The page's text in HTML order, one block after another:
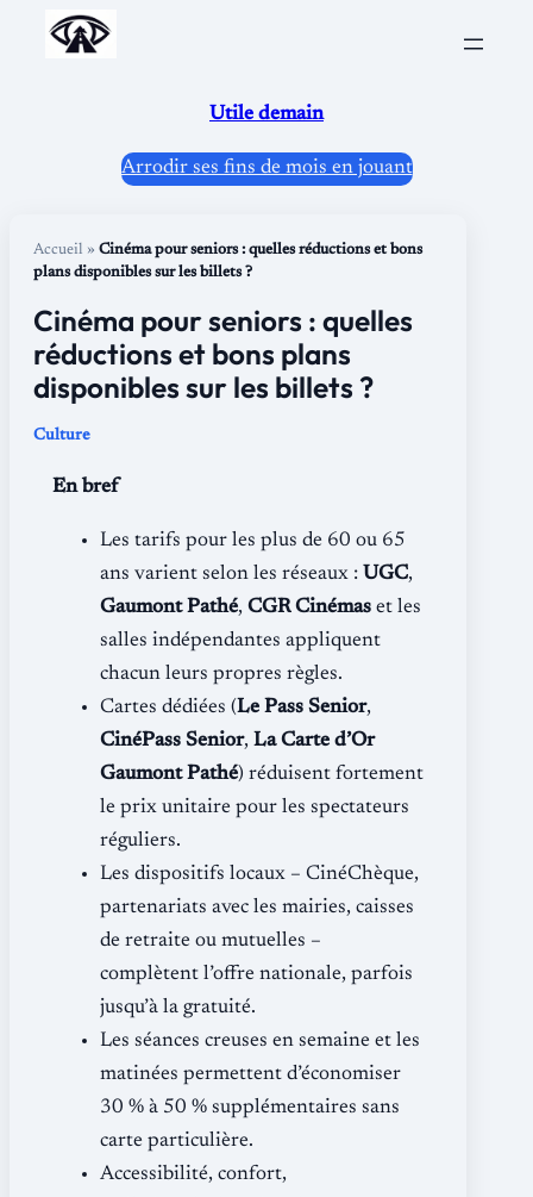
Aller
Utile demain
Arrodir ses fins de mois en jouant
Accueil » Cinéma pour seniors : quelles réductions et bons
plans disponibles sur les billets ?
Cinéma pour seniors : quelles
réductions et bons plans
disponibles sur les billets ?
Culture
En bref
Les tarifs pour les plus de 60 ou 65
ans varient selon les réseaux : UGC,
Gaumont Pathé, CGR Cinémas et les
salles indépendantes appliquent
chacun leurs propres règles.
Cartes dédiées (Le Pass Senior,
CinéPass Senior, La Carte d’Or
Gaumont Pathé) réduisent fortement
le prix unitaire pour les spectateurs
réguliers.
Les dispositifs locaux – CinéChèque,
partenariats avec les mairies, caisses
de retraite ou mutuelles –
complètent l’offre nationale, parfois
jusqu’à la gratuité.
Les séances creuses en semaine et les
matinées permettent d’économiser
30 % à 50 % supplémentaires sans
carte particulière.
Accessibilité, confort,